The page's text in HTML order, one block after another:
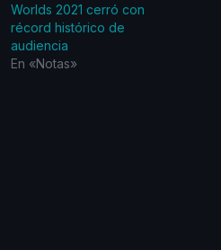
Worlds 2021 cerró con
récord histórico de
audiencia
En «Notas»